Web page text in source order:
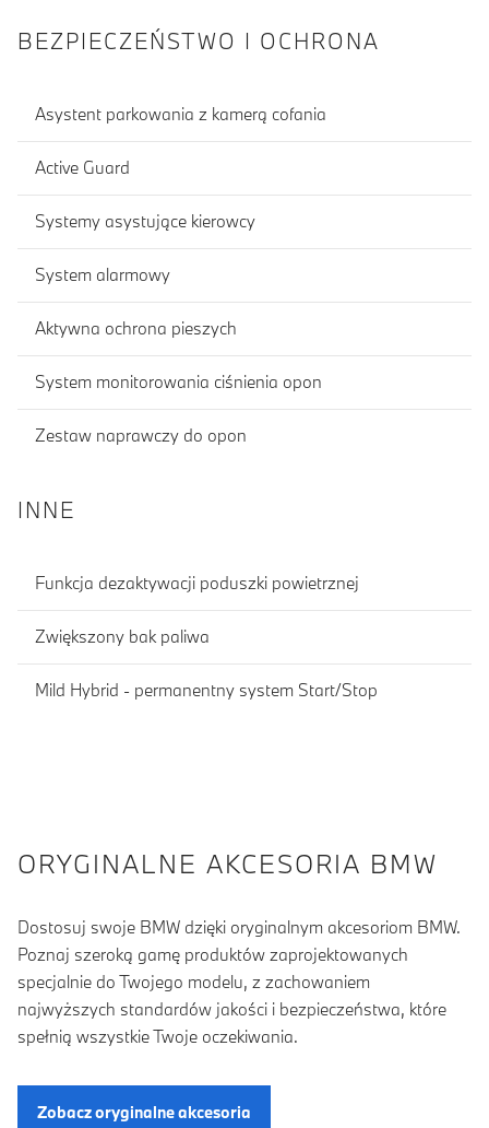
BEZPIECZEŃSTWO I OCHRONA
Asystent parkowania z kamerą cofania
Active Guard
Systemy asystujące kierowcy
System alarmowy
Aktywna ochrona pieszych
System monitorowania ciśnienia opon
Zestaw naprawczy do opon
INNE
Funkcja dezaktywacji poduszki powietrznej
Zwiększony bak paliwa
Mild Hybrid - permanentny system Start/Stop
ORYGINALNE AKCESORIA BMW
Dostosuj swoje BMW dzięki oryginalnym akcesoriom BMW.
Poznaj szeroką gamę produktów zaprojektowanych
specjalnie do Twojego modelu, z zachowaniem
najwyższych standardów jakości i bezpieczeństwa, które
spełnią wszystkie Twoje oczekiwania.
Zobacz oryginalne akcesoria